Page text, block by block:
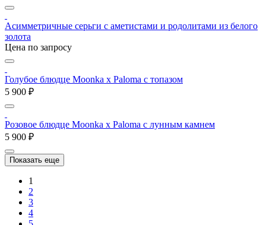
Асимметричные серьги с аметистами и родолитами из белого
золота
Цена по запросу
Голубое блюдце Moonka x Paloma с топазом
5 900 ₽
Розовое блюдце Moonka x Paloma с лунным камнем
5 900 ₽
Показать еще
1
2
3
4